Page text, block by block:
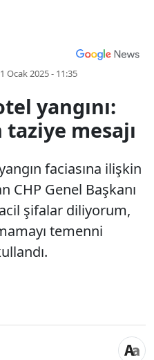
Ocak 2025 - 11:35
yangını:
mesajı
faciasına ilişkin
CHP Genel Başkanı
şifalar diliyorum,
temenni